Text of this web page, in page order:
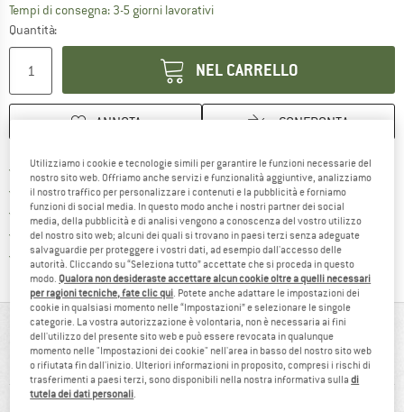
Tempi di consegna: 3-5 giorni lavorativiIl link si apre in una casella
Quantità:
NEL CARRELLO
ANNOTA CONFRONTA
Porto franco da 69 € (IT)Qui trovi ulteriori informazioni sulle
100 giorni di diritto di recessoVai alla politica di recesso qui
> 4.000.000 clienti soddisfatti
Tutti gli articoli in magazzino
Tutela consumatori Trusted ShopsTrovi tutte le informazioni
IN BREVE
Zainetto leggerissimo e ben equipaggiato
Utilizziamo i cookie e tecnologie simili per garantire le funzioni necessarie del
nostro sito web. Offriamo anche servizi e funzionalità aggiuntive, analizziamo
il nostro traffico per personalizzare i contenuti e la pubblicità e forniamo
funzioni di social media. In questo modo anche i nostri partner dei social
media, della pubblicità e di analisi vengono a conoscenza del vostro utilizzo
del nostro sito web; alcuni dei quali si trovano in paesi terzi senza adeguate
salvaguardie per proteggere i vostri dati, ad esempio dall'accesso delle
autorità. Cliccando su “Seleziona tutto” accettate che si proceda in questo
modo. Qualora non desideraste accettare alcun cookie oltre a quelli necessari
per ragioni tecniche, fate clic qui . Potete anche adattare le impostazioni dei
cookie in qualsiasi momento nelle “Impostazioni” e selezionare le singole
categorie. La vostra autorizzazione è volontaria, non è necessaria ai fini
dell'utilizzo del presente sito web e può essere revocata in qualunque
momento nelle "Impostazioni dei cookie" nell'area in basso del nostro sito web
o rifiutata fin dall'inizio. Ulteriori informazioni in proposito, compresi i rischi di
trasferimenti a paesi terzi, sono disponibili nella nostra informativa sulladi
tutela dei dati personali